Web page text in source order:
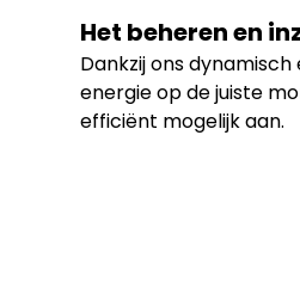
Het beheren en
Dankzij ons
energie op de juiste
efficiënt mogelijk aan.